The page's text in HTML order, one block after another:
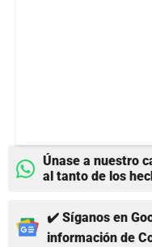
Únase a nuestro
al tanto de los
✔️ Síganos en
información de